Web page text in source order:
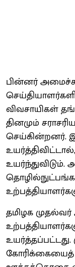
பின்னர்
விவசாயிகள்
தினமும்
செய்கின்றனர்.
தமிழக
கோரிக்கையைத்